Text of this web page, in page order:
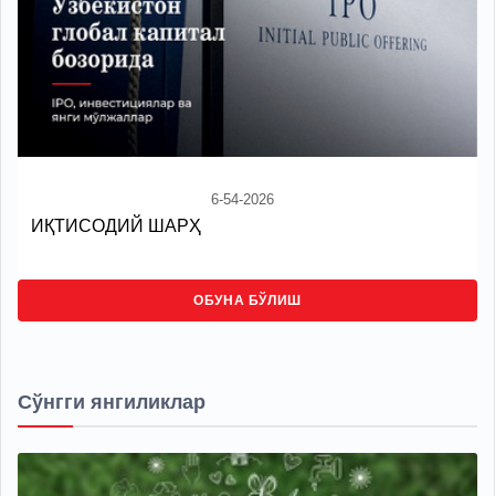
6-54-2026
ИҚТИСОДИЙ ШАРҲ
ОБУНА БЎЛИШ
Сўнгги янгиликлар